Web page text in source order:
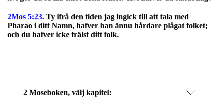
2Mos 5:23. Ty ifrå den tiden jag ingick till att tala med
Pharao i ditt Namn, hafver han ännu hårdare plågat folket;
och du hafver icke frälst ditt folk.
2 Moseboken, välj kapitel: